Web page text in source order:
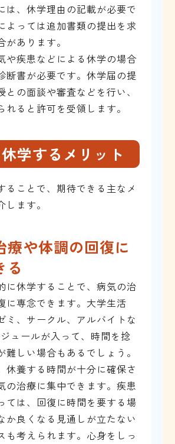
は、休学理由の記載が必要で
よっては追加書類の提出を求
があります。
や疾患などによる休学の場合
断書が必要です。休学届の提
との面談や審査などを行い、
れると許可を受領します。
学するメリット
ることで、期待できる主なメ
します。
療や体調の回復に
る
に休学することで、病気の治
に専念できます。大学生活
ミ、サークル、アルバイトな
ュールが入って、時間を捻
難しい場合もあるでしょう。
休養する時間が十分に確保さ
の治療に集中できます。疾患
ては、回復に時間を要する場
か良くなる見通しが立たない
も考えられます。心身をしっ